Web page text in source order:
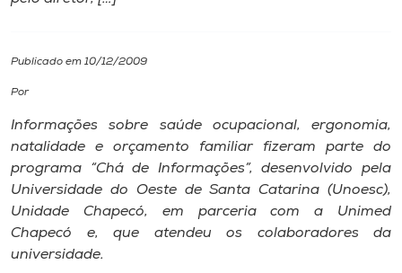
Cultura
CPA
Biblioteca
Editora
Publicado em 10/12/2009
Por
Informações sobre saúde ocupacional, ergonomia,
natalidade e orçamento familiar fizeram parte do
programa “Chá de Informações”, desenvolvido pela
Universidade do Oeste de Santa Catarina (Unoesc),
Unidade Chapecó, em parceria com a Unimed
Chapecó e, que atendeu os colaboradores da
universidade.